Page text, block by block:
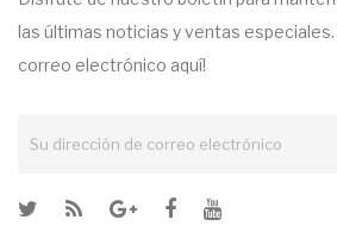
las últimas noticias y ventas especiales.
correo electrónico aquí!